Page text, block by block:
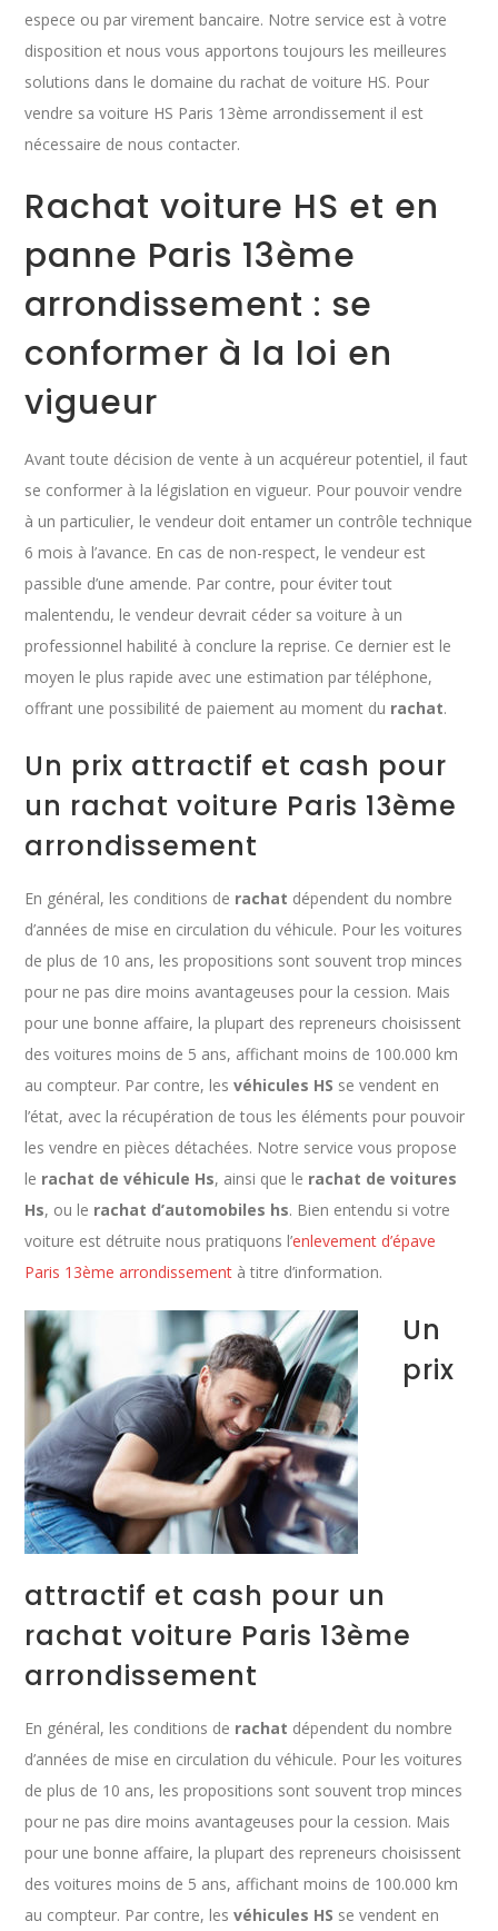
espece ou par virement bancaire. Notre service est à votre
disposition et nous vous apportons toujours les meilleures
solutions dans le domaine du rachat de voiture HS. Pour
vendre sa voiture HS Paris 13ème arrondissement il est
nécessaire de nous contacter.
Rachat voiture HS et en
panne Paris 13ème
arrondissement : se
conformer à la loi en
vigueur
Avant toute décision de vente à un acquéreur potentiel, il faut
se conformer à la législation en vigueur. Pour pouvoir vendre
à un particulier, le vendeur doit entamer un contrôle technique
6 mois à l’avance. En cas de non-respect, le vendeur est
passible d’une amende. Par contre, pour éviter tout
malentendu, le vendeur devrait céder sa voiture à un
professionnel habilité à conclure la reprise. Ce dernier est le
moyen le plus rapide avec une estimation par téléphone,
offrant une possibilité de paiement au moment du rachat.
Un prix attractif et cash pour
un rachat voiture Paris 13ème
arrondissement
En général, les conditions de rachat dépendent du nombre
d’années de mise en circulation du véhicule. Pour les voitures
de plus de 10 ans, les propositions sont souvent trop minces
pour ne pas dire moins avantageuses pour la cession. Mais
pour une bonne affaire, la plupart des repreneurs choisissent
des voitures moins de 5 ans, affichant moins de 100.000 km
au compteur. Par contre, lesvéhicules HS se vendent en
l’état, avec la récupération de tous les éléments pour pouvoir
les vendre en pièces détachées. Notre service vous propose
le rachat de véhicule Hs, ainsi que le rachat de voitures
Hs, ou le rachat d’automobiles hs. Bien entendu si votre
voiture est détruite nous pratiquons l’enlevement d’épave
Paris 13ème arrondissement à titre d’information.
Un
prix
attractif et cash pour un
rachat voiture Paris 13ème
arrondissement
En général, les conditions de rachat dépendent du nombre
d’années de mise en circulation du véhicule. Pour les voitures
de plus de 10 ans, les propositions sont souvent trop minces
pour ne pas dire moins avantageuses pour la cession. Mais
pour une bonne affaire, la plupart des repreneurs choisissent
des voitures moins de 5 ans, affichant moins de 100.000 km
au compteur. Par contre, lesvéhicules HS se vendent en